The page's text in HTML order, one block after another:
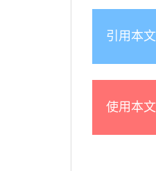
引用本文
使用本文